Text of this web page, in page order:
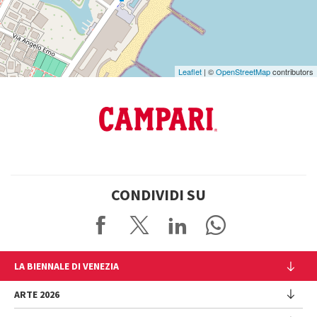
Leaflet | ©OpenStreetMapcontributors
CONDIVIDI SU
LA BIENNALE DI VENEZIA
L'Istituzione
Cariche istituzionali
ARTE 2026